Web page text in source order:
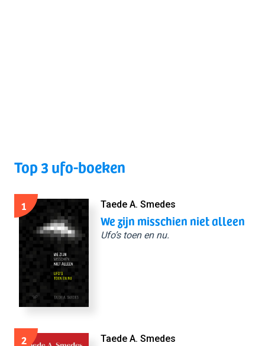
Top 3 ufo-boeken
1 Taede A. Smedes
We zijn misschien niet alleen
Ufo’s toen en nu.
2 Taede A. Smedes